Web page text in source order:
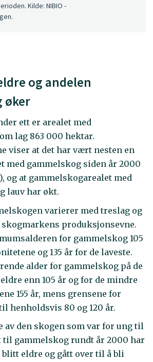
Kilde: NIBIO -
og andelen
øker
ett er arealet med
lag 863 000 hektar.
viser at det har vært nesten en
med gammelskog siden år 2000
og at gammelskogarealet med
lauv har økt.
varierer med treslag og
produksjonsevne.
for gammelskog 105
og 135 år for de laveste.
alder for gammelskog på de
enn 105 år og for de mindre
155 år, mens grensene for
henholdsvis 80 og 120 år.
av den skogen som var for ung til
til gammelskog rundt år 2000 har
blitt eldre og gått over til å bli